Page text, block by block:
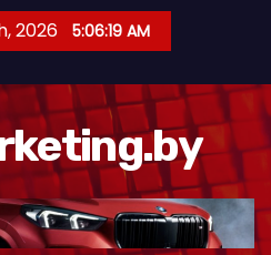
2026 5:06:20 AM